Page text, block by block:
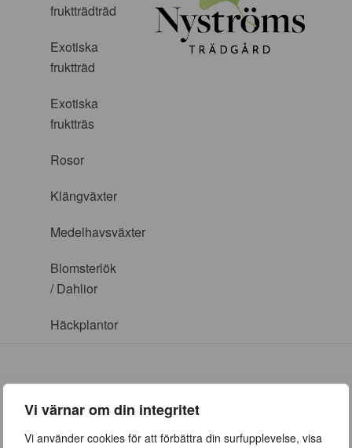
Vi värnar om din integritet
Vi använder cookies för att förbättra din surfupplevelse, visa
fruktträdträd
Exotiska
fruktträd
Exotiska
fruktträs
Rosor
Klängväxter
Medelhavsväxter
Blomsterlök
/ Dahlior
Häckplantor
ÖPPETTIDER